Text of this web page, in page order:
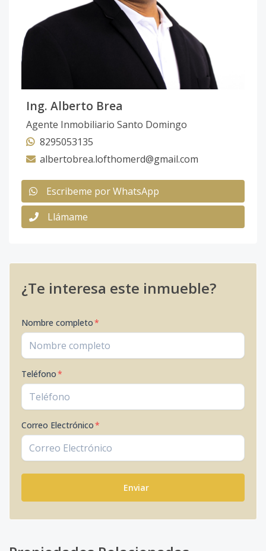
Ing. Alberto Brea
Agente Inmobiliario Santo Domingo
8295053135
albertobrea.lofthomerd@gmail.com
Escribeme por WhatsApp
Llámame
¿Te interesa este inmueble?
Nombre completo*
Teléfono*
Correo Electrónico*
Enviar